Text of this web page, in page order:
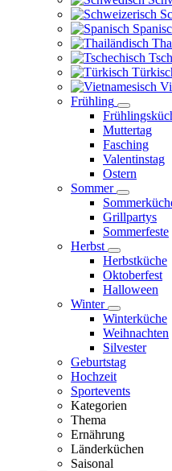
Frühling
Muttertag
Fasching
Valentinstag
Ostern
Sommer
Grillpartys
Sommerfeste
Herbst
Herbstküche
Oktoberfest
Halloween
Winter
Winterküche
Weihnachten
Silvester
Geburtstag
Hochzeit
Sportevents
Kategorien
Thema
Ernährung
Länderküchen
Saisonal